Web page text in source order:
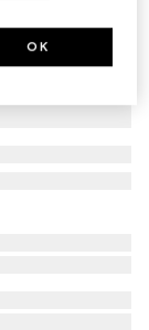
OK